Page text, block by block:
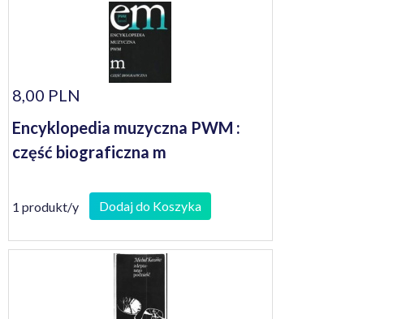
8,00 PLN
Encyklopedia muzyczna PWM :
część biograficzna m
1 produkt/y Dodaj do Koszyka